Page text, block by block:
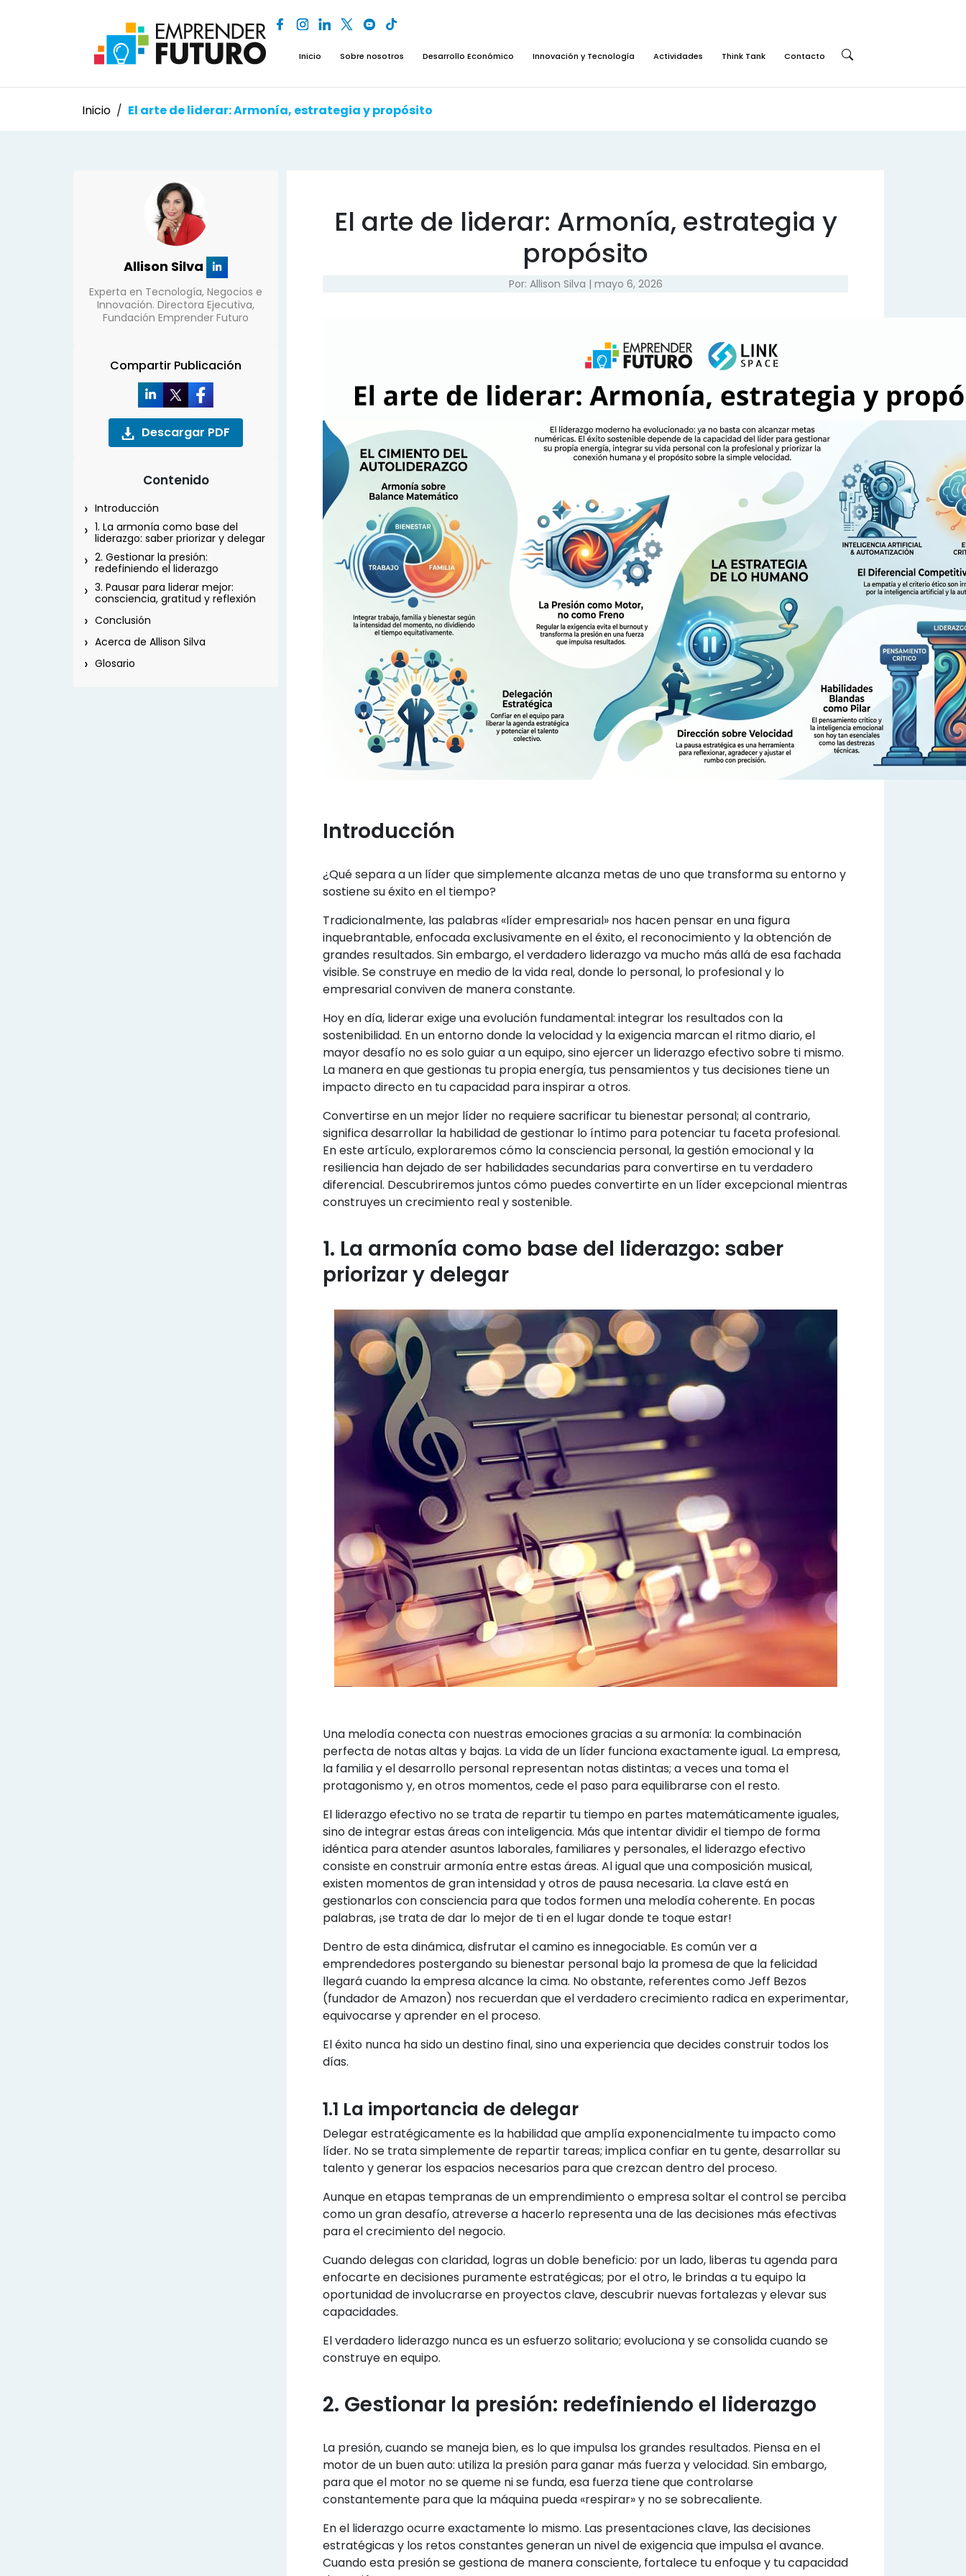
Inicio Sobre nosotros Desarrollo Económico Innovación y Tecnología Actividades Think Tank Contacto
Inicio / El arte de liderar: Armonía, estrategia y propósito
Allison Silva
Experta en Tecnología, Negocios e
Innovación. Directora Ejecutiva,
Fundación Emprender Futuro
Compartir Publicación
Descargar PDF
Contenido
Introducción
1. La armonía como base del
liderazgo: saber priorizar y delegar
2. Gestionar la presión:
redefiniendo el liderazgo
3. Pausar para liderar mejor:
consciencia, gratitud y reflexión
Conclusión
Acerca de Allison Silva
Glosario
El arte de liderar: Armonía, estrategia y
propósito
Por: Allison Silva | mayo 6, 2026
Introducción
¿Qué separa a un líder que simplemente alcanza metas de uno que transforma su entorno y
sostiene su éxito en el tiempo?
Tradicionalmente, las palabras «líder empresarial» nos hacen pensar en una figura
inquebrantable, enfocada exclusivamente en el éxito, el reconocimiento y la obtención de
grandes resultados. Sin embargo, el verdadero liderazgo va mucho más allá de esa fachada
visible. Se construye en medio de la vida real, donde lo personal, lo profesional y lo
empresarial conviven de manera constante.
Hoy en día, liderar exige una evolución fundamental: integrar los resultados con la
sostenibilidad. En un entorno donde la velocidad y la exigencia marcan el ritmo diario, el
mayor desafío no es solo guiar a un equipo, sino ejercer un liderazgo efectivo sobre ti mismo.
La manera en que gestionas tu propia energía, tus pensamientos y tus decisiones tiene un
impacto directo en tu capacidad para inspirar a otros.
Convertirse en un mejor líder no requiere sacrificar tu bienestar personal; al contrario,
significa desarrollar la habilidad de gestionar lo íntimo para potenciar tu faceta profesional.
En este artículo, exploraremos cómo la consciencia personal, la gestión emocional y la
resiliencia han dejado de ser habilidades secundarias para convertirse en tu verdadero
diferencial. Descubriremos juntos cómo puedes convertirte en un líder excepcional mientras
construyes un crecimiento real y sostenible.
1. La armonía como base del liderazgo: saber
priorizar y delegar
Una melodía conecta con nuestras emociones gracias a su armonía: la combinación
perfecta de notas altas y bajas. La vida de un líder funciona exactamente igual. La empresa,
la familia y el desarrollo personal representan notas distintas; a veces una toma el
protagonismo y, en otros momentos, cede el paso para equilibrarse con el resto.
El liderazgo efectivo no se trata de repartir tu tiempo en partes matemáticamente iguales,
sino de integrar estas áreas con inteligencia. Más que intentar dividir el tiempo de forma
idéntica para atender asuntos laborales, familiares y personales, el liderazgo efectivo
consiste en construir armonía entre estas áreas. Al igual que una composición musical,
existen momentos de gran intensidad y otros de pausa necesaria. La clave está en
gestionarlos con consciencia para que todos formen una melodía coherente. En pocas
palabras, ¡se trata de dar lo mejor de ti en el lugar donde te toque estar!
Dentro de esta dinámica, disfrutar el camino es innegociable. Es común ver a
emprendedores postergando su bienestar personal bajo la promesa de que la felicidad
llegará cuando la empresa alcance la cima. No obstante, referentes como Jeff Bezos
(fundador de Amazon) nos recuerdan que el verdadero crecimiento radica en experimentar,
equivocarse y aprender en el proceso.
El éxito nunca ha sido un destino final, sino una experiencia que decides construir todos los
días.
1.1 La importancia de delegar
Delegar estratégicamente es la habilidad que amplía exponencialmente tu impacto como
líder. No se trata simplemente de repartir tareas; implica confiar en tu gente, desarrollar su
talento y generar los espacios necesarios para que crezcan dentro del proceso.
Aunque en etapas tempranas de un emprendimiento o empresa soltar el control se perciba
como un gran desafío, atreverse a hacerlo representa una de las decisiones más efectivas
para el crecimiento del negocio.
Cuando delegas con claridad, logras un doble beneficio: por un lado, liberas tu agenda para
enfocarte en decisiones puramente estratégicas; por el otro, le brindas a tu equipo la
oportunidad de involucrarse en proyectos clave, descubrir nuevas fortalezas y elevar sus
capacidades.
El verdadero liderazgo nunca es un esfuerzo solitario; evoluciona y se consolida cuando se
construye en equipo.
2. Gestionar la presión: redefiniendo el liderazgo
La presión, cuando se maneja bien, es lo que impulsa los grandes resultados. Piensa en el
motor de un buen auto: utiliza la presión para ganar más fuerza y velocidad. Sin embargo,
para que el motor no se queme ni se funda, esa fuerza tiene que controlarse
constantemente para que la máquina pueda «respirar» y no se sobrecaliente.
En el liderazgo ocurre exactamente lo mismo. Las presentaciones clave, las decisiones
estratégicas y los retos constantes generan un nivel de exigencia que impulsa el avance.
Cuando esta presión se gestiona de manera consciente, fortalece tu enfoque y tu capacidad